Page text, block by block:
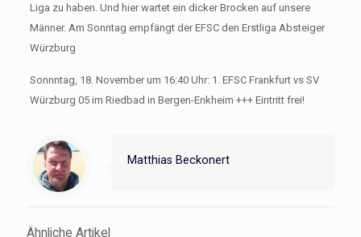
Liga zu haben. Und hier wartet ein dicker Brocken auf unsere
Männer. Am Sonntag empfängt der EFSC den Erstliga Absteiger
Würzburg
Sonnntag, 18. November um 16:40 Uhr: 1. EFSC Frankfurt vs SV
Würzburg 05 im Riedbad in Bergen-Enkheim +++ Eintritt frei!
Matthias Beckonert
Ähnliche Artikel